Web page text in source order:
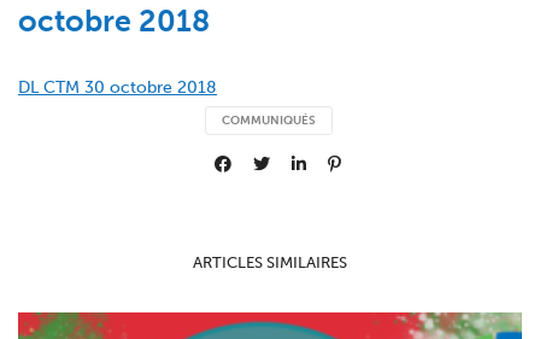
octobre 2018
DL CTM 30 octobre 2018
COMMUNIQUÉS
ARTICLES SIMILAIRES